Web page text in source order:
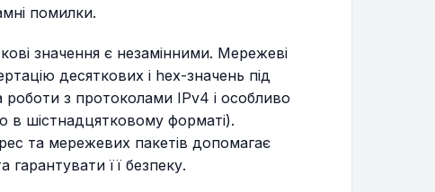
помилки.
значення є незамінними. Мережеві
десяткових і hex-значень під
з протоколами IPv4 і особливо
в шістнадцятковому форматі).
та мережевих пакетів допомагає
гарантувати її безпеку.